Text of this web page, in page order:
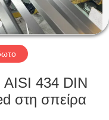
AISI 434 DIN
στη σπείρα